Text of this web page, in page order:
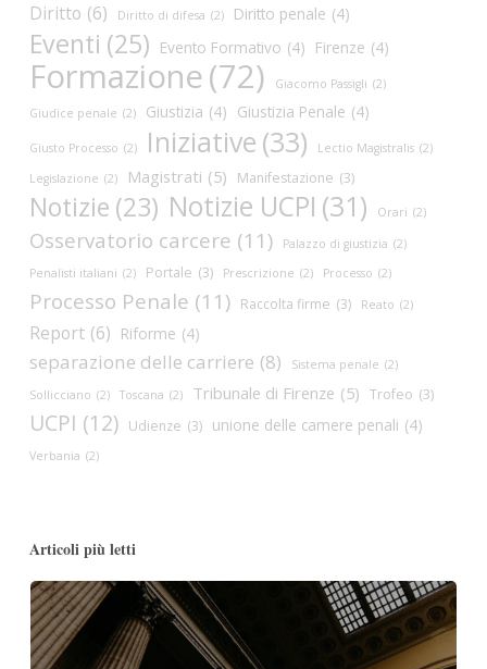
Diritto (6) Diritto di difesa (2) Diritto penale (4)
Eventi (25) Evento Formativo (4) Firenze (4)
Formazione(72) Giacomo Passigli (2)
Giudice penale (2) Giustizia (4) Giustizia Penale (4)
Giusto Processo (2) Iniziative (33) Lectio Magistralis (2)
Legislazione (2) Magistrati (5) Manifestazione (3)
Notizie (23) Notizie UCPI (31) Orari (2)
Osservatorio carcere (11) Palazzo di giustizia (2)
Penalisti italiani (2) Portale (3) Prescrizione (2) Processo (2)
Processo Penale (11) Raccolta firme (3) Reato (2)
Report (6) Riforme (4)
separazione delle carriere (8) Sistema penale (2)
Sollicciano (2) Toscana (2) Tribunale di Firenze (5) Trofeo (3)
UCPI (12) Udienze (3) unione delle camere penali (4)
Verbania (2)
Articoli più letti